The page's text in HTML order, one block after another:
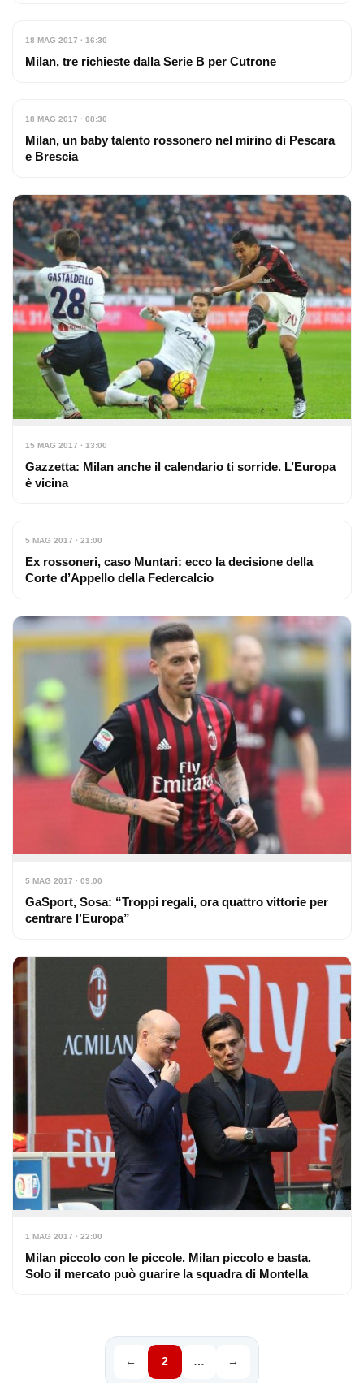
18 MAG 2017 · 16:30
Milan, tre richieste dalla Serie B per Cutrone
18 MAG 2017 · 08:30
Milan, un baby talento rossonero nel mirino di Pescara
e Brescia
15 MAG 2017 · 13:00
Gazzetta: Milan anche il calendario ti sorride. L’Europa
è vicina
5 MAG 2017 · 21:00
Ex rossoneri, caso Muntari: ecco la decisione della
Corte d’Appello della Federcalcio
5 MAG 2017 · 09:00
GaSport, Sosa: “Troppi regali, ora quattro vittorie per
centrare l’Europa”
1 MAG 2017 · 22:00
Milan piccolo con le piccole. Milan piccolo e basta.
Solo il mercato può guarire la squadra di Montella
← 2 … →